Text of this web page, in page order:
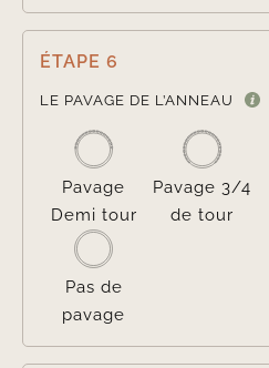
ÉTAPE 6
LE PAVAGE DE L’ANNEAU
Pavage
Demi tour
Pavage 3/4
de tour
Pas de
pavage